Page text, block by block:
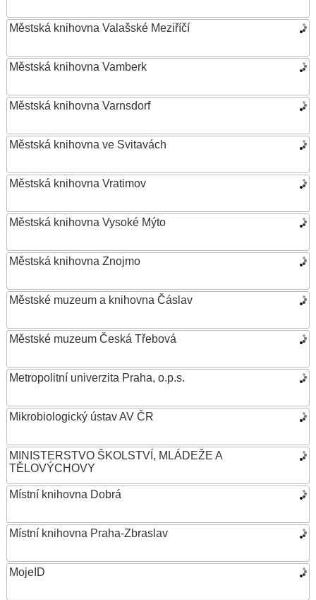
Městská knihovna Valašské Meziříčí
Městská knihovna Vamberk
Městská knihovna Varnsdorf
Městská knihovna ve Svitavách
Městská knihovna Vratimov
Městská knihovna Vysoké Mýto
Městská knihovna Znojmo
Městské muzeum a knihovna Čáslav
Městské muzeum Česká Třebová
Metropolitní univerzita Praha, o.p.s.
Mikrobiologický ústav AV ČR
MINISTERSTVO ŠKOLSTVÍ, MLÁDEŽE A
TĚLOVÝCHOVY
Místní knihovna Dobrá
Místní knihovna Praha-Zbraslav
MojeID